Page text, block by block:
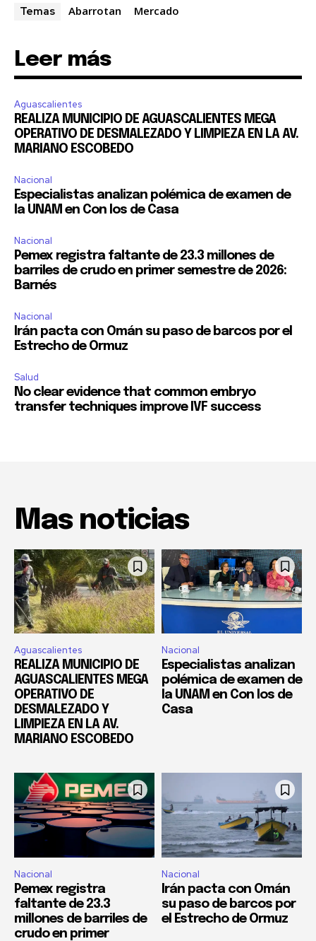
Temas Abarrotan Mercado
Leer más
Aguascalientes
REALIZA MUNICIPIO DE AGUASCALIENTES MEGA
OPERATIVO DE DESMALEZADO Y LIMPIEZA EN LA AV.
MARIANO ESCOBEDO
Nacional
Especialistas analizan polémica de examen de
la UNAM en Con los de Casa
Nacional
Pemex registra faltante de 23.3 millones de
barriles de crudo en primer semestre de 2026:
Barnés
Nacional
Irán pacta con Omán su paso de barcos por el
Estrecho de Ormuz
Salud
No clear evidence that common embryo
transfer techniques improve IVF success
Mas noticias
Aguascalientes
REALIZA MUNICIPIO DE
AGUASCALIENTES MEGA
OPERATIVO DE
DESMALEZADO Y
LIMPIEZA EN LA AV.
MARIANO ESCOBEDO
Nacional
Especialistas analizan
polémica de examen de
la UNAM en Con los de
Casa
Nacional
Pemex registra
faltante de 23.3
millones de barriles de
crudo en primer
Nacional
Irán pacta con Omán
su paso de barcos por
el Estrecho de Ormuz